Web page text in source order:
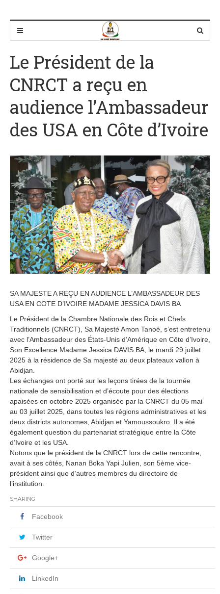
Le Président de la
CNRCT a reçu en
audience l’Ambassadeur
des USA en Côte d’Ivoire
SA MAJESTE A REÇU EN AUDIENCE L’AMBASSADEUR DES
USA EN COTE D’IVOIRE MADAME JESSICA DAVIS BA
Le Président de la Chambre Nationale des Rois et Chefs
Traditionnels (CNRCT), Sa Majesté Amon Tanoé, s’est entretenu
avec l’Ambassadeur des États-Unis d’Amérique en Côte d’Ivoire,
Son Excellence Madame Jessica DAVIS BA, le mardi 29 juillet
2025 à la résidence de Sa majesté au deux plateaux vallon à
Abidjan.
Les échanges ont porté sur les leçons tirées de la tournée
nationale de sensibilisation et d’écoute pour des élections
apaisées en octobre 2025 organisée par la CNRCT du 05 mai
au 03 juillet 2025, dans toutes les régions administratives et les
deux districts autonomes, Abidjan et Yamoussoukro. Il a été
également question du partenariat stratégique entre la Côte
d’Ivoire et les USA.
Notons que le président de la CNRCT lors de cette rencontre,
avait à ses côtés, Nanan Boka Yapi Julien, son 5ème vice-
président ainsi que d’autres membres du directoire de
l’institution.
SHARING
Facebook
Twitter
Google+
LinkedIn